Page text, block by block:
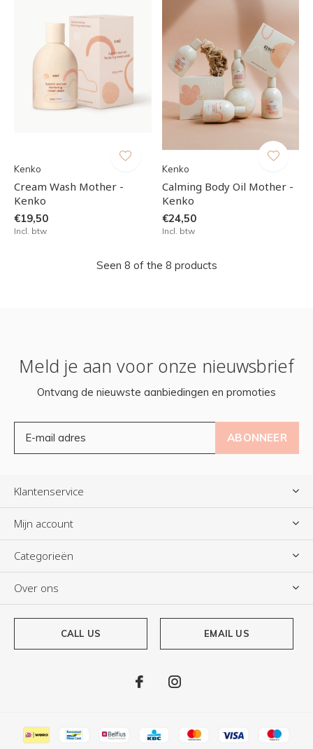
Kenko
Cream Wash Mother -
Kenko
€19,50
Incl. btw
Kenko
Calming Body Oil Mother -
Kenko
€24,50
Incl. btw
Seen 8 of the 8 products
Meld je aan voor onze nieuwsbrief
Ontvang de nieuwste aanbiedingen en promoties
ABONNEER
Klantenservice
Mijn account
Categorieën
Over ons
CALL US EMAIL US